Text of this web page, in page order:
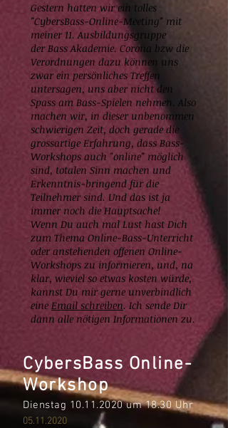
Gestern hatten wir ein tolles
"CybersBass-Online-Meeting" mit
meiner 11. Ausbildungsgruppe
der Bass Akademie. Corona bzw die
Verordnungen dazu können uns
zwar ein persönliches Treffen
untersagen, uns aber nicht den
Spass am Bass-Spielen nehmen. Also
machen wir, in dieser unbenommen
schwierigen Zeit, doch gerade die
grossartige Erfahrung, dass Bass-
Workshops auch "online" möglich
sind, totalen Sinn machen und
Erkenntnis-bringend für die
Teilnehmer sind. Und das ist ja
immer noch die Hauptsache!
Wenn Du auch mal Lust hast Dich
zum Thema Online-Bass-Unterricht
oder anstehenden offenen Online-
Workshops zu informieren, und, na
klar, wieviel so etwas kosten würde,
kannst Du mir gerne unverbindlich
eine Email schreiben. Ich sende Dir
dann alle nötigen Informationen zu.
CybersBass Online-
Workshop
Dienstag 10.11.2020um 18.30 Uhr
05.11.2020